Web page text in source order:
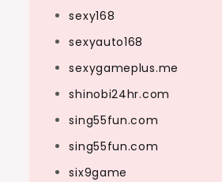
sexy168
sexyauto168
sexygameplus.me
shinobi24hr.com
sing55fun.com
sing55fun.com
six9game